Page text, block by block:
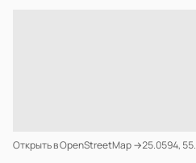
Открыть в OpenStreetMap →25.0594,